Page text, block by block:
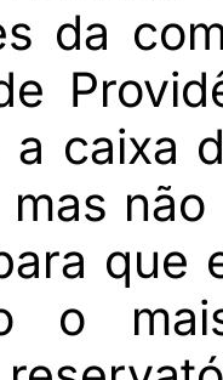
da
caixa
não
que
o